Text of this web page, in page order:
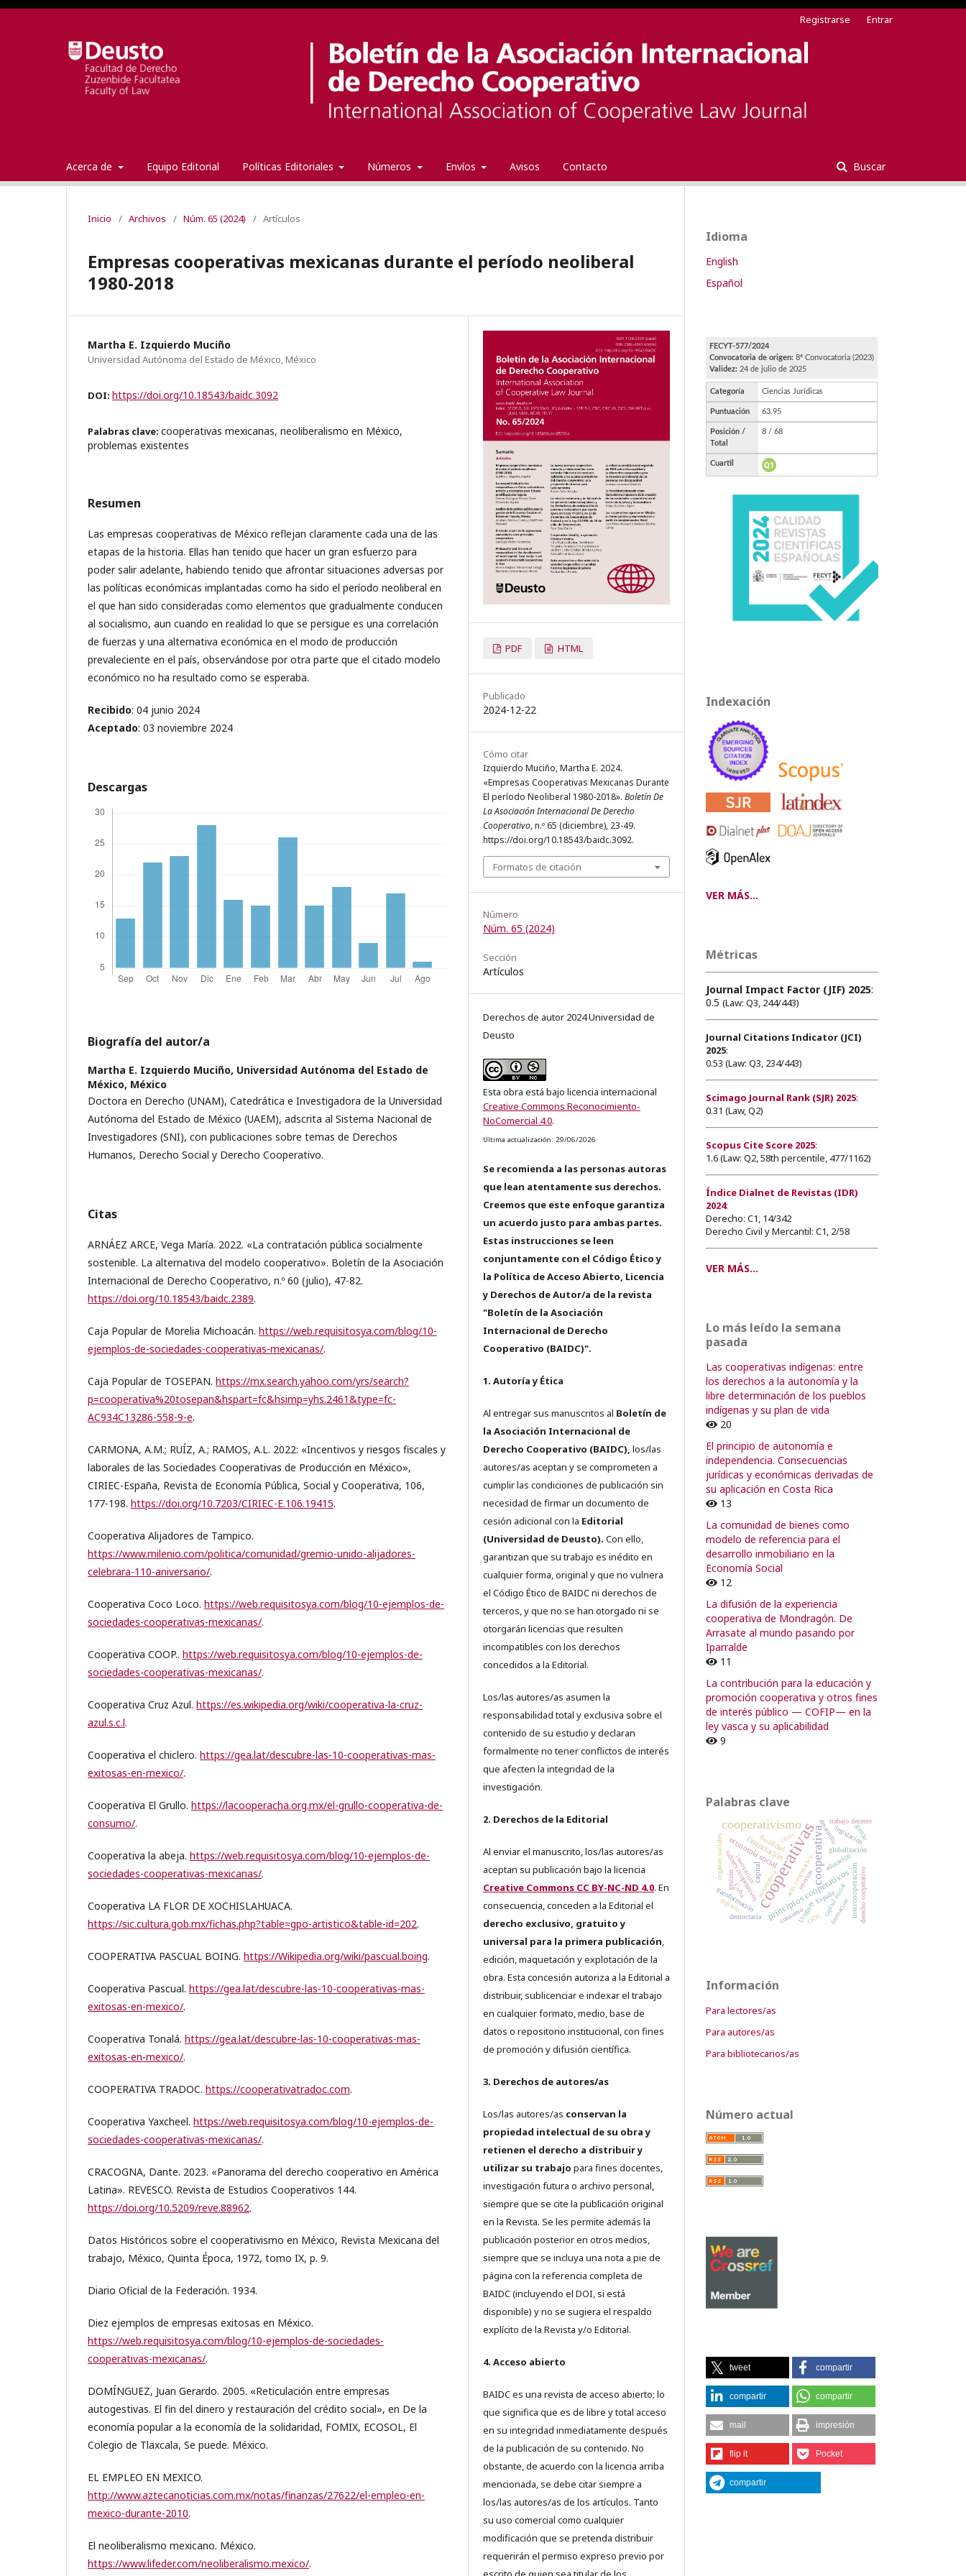
Acerca de Equipo Editorial Políticas Editoriales Números Envíos Avisos Contacto Buscar
Registrarse Entrar
Inicio / Archivos / Núm. 65 (2024) / Artículos
Empresas cooperativas mexicanas durante el período neoliberal
1980-2018
Martha E. Izquierdo Muciño
Universidad Autónoma del Estado de México, México
DOI: https://doi.org/10.18543/baidc.3092
Palabras clave: cooperativas mexicanas, neoliberalismo en México,
problemas existentes
Resumen
Las empresas cooperativas de México reflejan claramente cada una de las
etapas de la historia. Ellas han tenido que hacer un gran esfuerzo para
poder salir adelante, habiendo tenido que afrontar situaciones adversas por
las políticas económicas implantadas como ha sido el período neoliberal en
el que han sido consideradas como elementos que gradualmente conducen
al socialismo, aun cuando en realidad lo que se persigue es una correlación
de fuerzas y una alternativa económica en el modo de producción
prevaleciente en el país, observándose por otra parte que el citado modelo
económico no ha resultado como se esperaba.
Recibido: 04 junio 2024
Aceptado: 03 noviembre 2024
Descargas
Biografía del autor/a
Martha E. Izquierdo Muciño, Universidad Autónoma del Estado de
México, México
Doctora en Derecho (UNAM), Catedrática e Investigadora de la Universidad
Autónoma del Estado de México (UAEM), adscrita al Sistema Nacional de
Investigadores (SNI), con publicaciones sobre temas de Derechos
Humanos, Derecho Social y Derecho Cooperativo.
Citas
ARNÁEZ ARCE, Vega María. 2022. «La contratación pública socialmente
sostenible. La alternativa del modelo cooperativo». Boletín de la Asociación
Internacional de Derecho Cooperativo, n.º 60 (julio), 47-82.
https://doi.org/10.18543/baidc.2389.
Caja Popular de Morelia Michoacán. https://web.requisitosya.com/blog/10-
ejemplos-de-sociedades-cooperativas-mexicanas/.
Caja Popular de TOSEPAN. https://mx.search.yahoo.com/yrs/search?
p=cooperativa%20tosepan&hspart=fc&hsimp=yhs.2461&type=fc-
AC934C13286-558-9-e.
CARMONA, A.M.; RUÍZ, A.; RAMOS, A.L. 2022: «Incentivos y riesgos fiscales y
laborales de las Sociedades Cooperativas de Producción en México»,
CIRIEC-España, Revista de Economía Pública, Social y Cooperativa, 106,
177-198. https://doi.org/10.7203/CIRIEC-E.106.19415.
Cooperativa Alijadores de Tampico.
https://www.milenio.com/politica/comunidad/gremio-unido-alijadores-
celebrara-110-aniversario/.
Cooperativa Coco Loco. https://web.requisitosya.com/blog/10-ejemplos-de-
sociedades-cooperativas-mexicanas/.
Cooperativa COOP.. https://web.requisitosya.com/blog/10-ejemplos-de-
sociedades-cooperativas-mexicanas/.
Cooperativa Cruz Azul. https://es.wikipedia.org/wiki/cooperativa-la-cruz-
azul.s.c.l.
Cooperativa el chiclero. https://gea.lat/descubre-las-10-cooperativas-mas-
exitosas-en-mexico/.
Cooperativa El Grullo. https://lacooperacha.org.mx/el-grullo-cooperativa-de-
consumo/.
Cooperativa la abeja. https://web.requisitosya.com/blog/10-ejemplos-de-
sociedades-cooperativas-mexicanas/.
Cooperativa LA FLOR DE XOCHISLAHUACA.
https://sic.cultura.gob.mx/fichas.php?table=gpo-artistico&table-id=202.
COOPERATIVA PASCUAL BOING. https://Wikipedia.org/wiki/pascual.boing.
Cooperativa Pascual. https://gea.lat/descubre-las-10-cooperativas-mas-
exitosas-en-mexico/.
Cooperativa Tonalá. https://gea.lat/descubre-las-10-cooperativas-mas-
exitosas-en-mexico/.
COOPERATIVA TRADOC. https://cooperativatradoc.com.
Cooperativa Yaxcheel. https://web.requisitosya.com/blog/10-ejemplos-de-
sociedades-cooperativas-mexicanas/.
CRACOGNA, Dante. 2023. «Panorama del derecho cooperativo en América
Latina». REVESCO. Revista de Estudios Cooperativos 144.
https://doi.org/10.5209/reve.88962.
Datos Históricos sobre el cooperativismo en México, Revista Mexicana del
trabajo, México, Quinta Época, 1972, tomo IX, p. 9.
Diario Oficial de la Federación. 1934.
Diez ejemplos de empresas exitosas en México.
https://web.requisitosya.com/blog/10-ejemplos-de-sociedades-
cooperativas-mexicanas/.
DOMÍNGUEZ, Juan Gerardo. 2005. «Reticulación entre empresas
autogestivas. El fin del dinero y restauración del crédito social», en De la
economía popular a la economía de la solidaridad, FOMIX, ECOSOL, El
Colegio de Tlaxcala, Se puede. México.
EL EMPLEO EN MEXICO.
http://www.aztecanoticias.com.mx/notas/finanzas/27622/el-empleo-en-
mexico-durante-2010.
El neoliberalismo mexicano. México.
https://www.lifeder.com/neoliberalismo.mexico/.
PDF HTML
Publicado
2024-12-22
Cómo citar
Izquierdo Muciño, Martha E. 2024.
«Empresas Cooperativas Mexicanas Durante
El período Neoliberal 1980-2018». Boletín De
La Asociación Internacional De Derecho
Cooperativo, n.º 65 (diciembre), 23-49.
https://doi.org/10.18543/baidc.3092.
Formatos de citación
Número
Núm. 65 (2024)
Sección
Artículos
Derechos de autor 2024 Universidad de
Deusto
Esta obra está bajo licencia internacional
Creative Commons Reconocimiento-
NoComercial 4.0.
Última actualización: 29/06/2026
Se recomienda a las personas autoras
que lean atentamente sus derechos.
Creemos que este enfoque garantiza
un acuerdo justo para ambas partes.
Estas instrucciones se leen
conjuntamente con el Código Ético y
la Política de Acceso Abierto, Licencia
y Derechos de Autor/a de la revista
"Boletín de la Asociación
Internacional de Derecho
Cooperativo (BAIDC)".
1. Autoría y Ética
Al entregar sus manuscritos al Boletín de
la Asociación Internacional de
Derecho Cooperativo (BAIDC), los/las
autores/as aceptan y se comprometen a
cumplir las condiciones de publicación sin
necesidad de firmar un documento de
cesión adicional con la Editorial
(Universidad de Deusto). Con ello,
garantizan que su trabajo es inédito en
cualquier forma, original y que no vulnera
el Código Ético de BAIDC ni derechos de
terceros, y que no se han otorgado ni se
otorgarán licencias que resulten
incompatibles con los derechos
concedidos a la Editorial.
Los/las autores/as asumen la
responsabilidad total y exclusiva sobre el
contenido de su estudio y declaran
formalmente no tener conflictos de interés
que afecten la integridad de la
investigación.
2. Derechos de la Editorial
Al enviar el manuscrito, los/las autores/as
aceptan su publicación bajo la licencia
Creative Commons CC BY-NC-ND 4.0. En
consecuencia, conceden a la Editorial el
derecho exclusivo, gratuito y
universal para la primera publicación,
edición, maquetación y explotación de la
obra. Esta concesión autoriza a la Editorial a
distribuir, sublicenciar e indexar el trabajo
en cualquier formato, medio, base de
datos o repositorio institucional, con fines
de promoción y difusión científica.
3. Derechos de autores/as
Los/las autores/as conservan la
propiedad intelectual de su obra y
retienen el derecho a distribuir y
utilizar su trabajo para fines docentes,
investigación futura o archivo personal,
siempre que se cite la publicación original
en la Revista. Se les permite además la
publicación posterior en otros medios,
siempre que se incluya una nota a pie de
página con la referencia completa de
BAIDC (incluyendo el DOI, si está
disponible) y no se sugiera el respaldo
explícito de la Revista y/o Editorial.
4. Acceso abierto
BAIDC es una revista de acceso abierto; lo
que significa que es de libre y total acceso
en su integridad inmediatamente después
de la publicación de su contenido. No
obstante, de acuerdo con la licencia arriba
mencionada, se debe citar siempre a
los/las autores/as de los artículos. Tanto
su uso comercial como cualquier
modificación que se pretenda distribuir
requerirán el permiso expreso previo por
Idioma
English
Español
Indexación
VER MÁS...
Métricas
Journal Impact Factor (JIF) 2025:
0.5 (Law: Q3, 244/443)
Journal Citations Indicator (JCI)
2025:
0.53 (Law: Q3, 234/443)
Scimago Journal Rank (SJR) 2025:
0.31 (Law, Q2)
Scopus Cite Score 2025:
1.6 (Law: Q2, 58th percentile, 477/1162)
Índice Dialnet de Revistas (IDR)
2024:
Derecho: C1, 14/342
Derecho Civil y Mercantil: C1, 2/58
VER MÁS...
Lo más leído la semana
pasada
Las cooperativas indígenas: entre
los derechos a la autonomía y la
libre determinación de los pueblos
indígenas y su plan de vida
20
El principio de autonomía e
independencia. Consecuencias
jurídicas y económicas derivadas de
su aplicación en Costa Rica
13
La comunidad de bienes como
modelo de referencia para el
desarrollo inmobiliario en la
Economía Social
12
La difusión de la experiencia
cooperativa de Mondragón. De
Arrasate al mundo pasando por
Iparralde
11
La contribución para la educación y
promoción cooperativa y otros fines
de interés público — COFIP— en la
ley vasca y su aplicabilidad
9
Palabras clave
cooperativas
cooperativismo
cooperativa
principios cooperativos
economía social
financiación
capital intercooperación
valores cooperativos
fiscalidad
transformación
educación
derecho cooperativo
órganos sociales
democracia
globalización
innovación acto cooperativo
desarrollo
capital social
Cuba autonomía
legislación
Uruguay
trabajo decente
crisis
Españaformación
reservas
registro
consumo
gestão
gestión
ODS
Información
Para lectores/as
Para autores/as
Para bibliotecarios/as
Número actual
tweet compartir
compartir compartir
mail impresión
flip it Pocket
compartir